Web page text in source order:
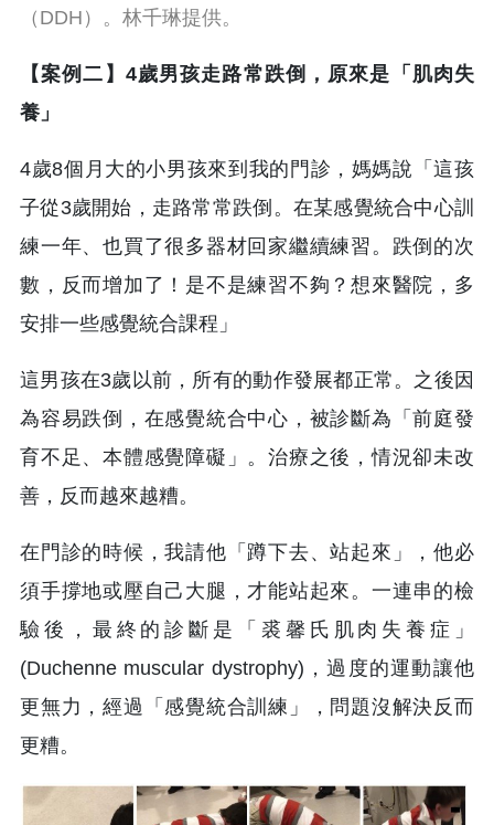
（DDH）。林千琳提供。
【案例二】4歲男孩走路常跌倒，原來是「肌肉失
養」
4歲8個月大的小男孩來到我的門診，媽媽說「這孩
子從3歲開始，走路常常跌倒。在某感覺統合中心訓
練一年、也買了很多器材回家繼續練習。跌倒的次
數，反而增加了！是不是練習不夠？想來醫院，多
安排一些感覺統合課程」
這男孩在3歲以前，所有的動作發展都正常。之後因
為容易跌倒，在感覺統合中心，被診斷為「前庭發
育不足、本體感覺障礙」。治療之後，情況卻未改
善，反而越來越糟。
在門診的時候，我請他「蹲下去、站起來」，他必
須手撐地或壓自己大腿，才能站起來。一連串的檢
驗後，最終的診斷是「裘馨氏肌肉失養症」
(Duchenne muscular dystrophy)，過度的運動讓他
更無力，經過「感覺統合訓練」，問題沒解決反而
更糟。